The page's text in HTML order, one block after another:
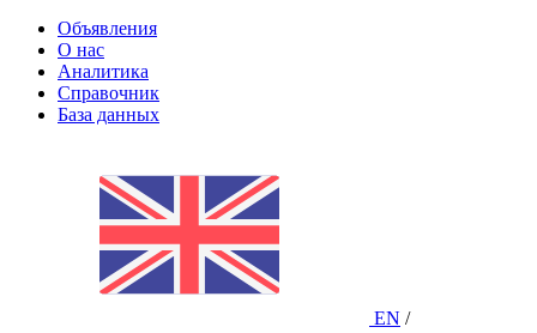
Объявления
О нас
Аналитика
Справочник
База данных
EN /